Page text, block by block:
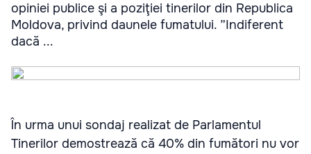
opiniei publice şi a poziţiei tinerilor din Republica
Moldova, privind daunele fumatului. ”Indiferent
dacă ...
În urma unui sondaj realizat de Parlamentul
Tinerilor demostrează că 40% din fumători nu vor